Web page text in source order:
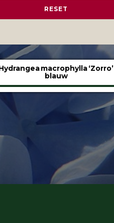
macrophylla ‘Zorro’
blauw